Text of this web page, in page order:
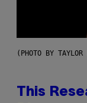
(PHOTO BY
This